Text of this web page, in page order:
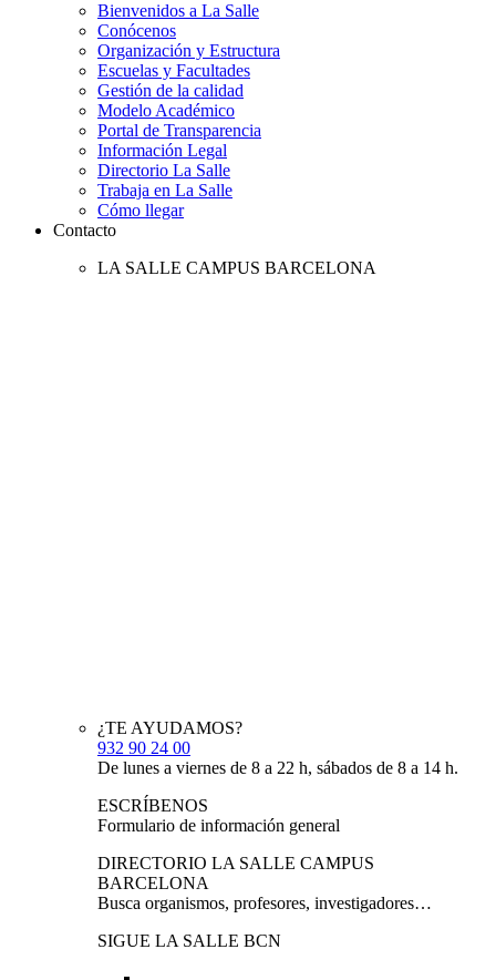
Bienvenidos a La Salle
Conócenos
Organización y Estructura
Escuelas y Facultades
Gestión de la calidad
Modelo Académico
Portal de Transparencia
Información Legal
Directorio La Salle
Trabaja en La Salle
Cómo llegar
Contacto
LA SALLE CAMPUS BARCELONA
¿TE AYUDAMOS?
932 90 24 00
De lunes a viernes de 8 a 22 h, sábados de 8 a 14 h.
ESCRÍBENOS
Formulario de información general
DIRECTORIO LA SALLE CAMPUS
BARCELONA
Busca organismos, profesores, investigadores…
SIGUE LA SALLE BCN